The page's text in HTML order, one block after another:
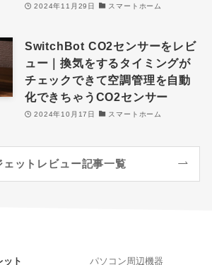
2024年11月29日 スマートホーム
SwitchBot CO2センサーをレビ
ュー｜換気をするタイミングが
チェックできて空調管理を自動
化できちゃうCO2センサー
2024年10月17日 スマートホーム
ェットレビュー記事一覧
ット パソコン周辺機器